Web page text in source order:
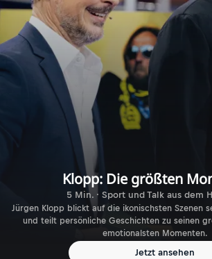
Klopp: Die größten
5 Min. · Sport und Talk aus dem
Jürgen Klopp blickt auf die ikonischsten Szenen
und teilt persönliche Geschichten zu seinen
emotionalsten Momenten.
Jetzt ansehen